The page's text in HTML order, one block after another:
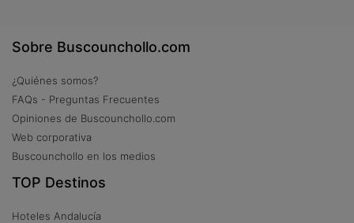
Sobre Buscounchollo.com
¿Quiénes somos?
FAQs - Preguntas Frecuentes
Opiniones de Buscounchollo.com
Web corporativa
Buscounchollo en los medios
TOP Destinos
Hoteles Andalucía